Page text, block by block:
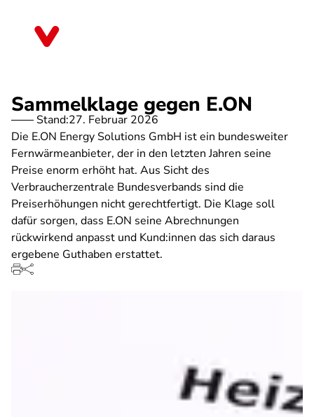
Sammelklage gegen E.ON
Stand:27. Februar 2026
Die E.ON Energy Solutions GmbH ist ein bundesweiter
Fernwärmeanbieter, der in den letzten Jahren seine
Preise enorm erhöht hat. Aus Sicht des
Verbraucherzentrale Bundesverbands sind die
Preiserhöhungen nicht gerechtfertigt. Die Klage soll
dafür sorgen, dass E.ON seine Abrechnungen
rückwirkend anpasst und Kund:innen das sich daraus
ergebene Guthaben erstattet.